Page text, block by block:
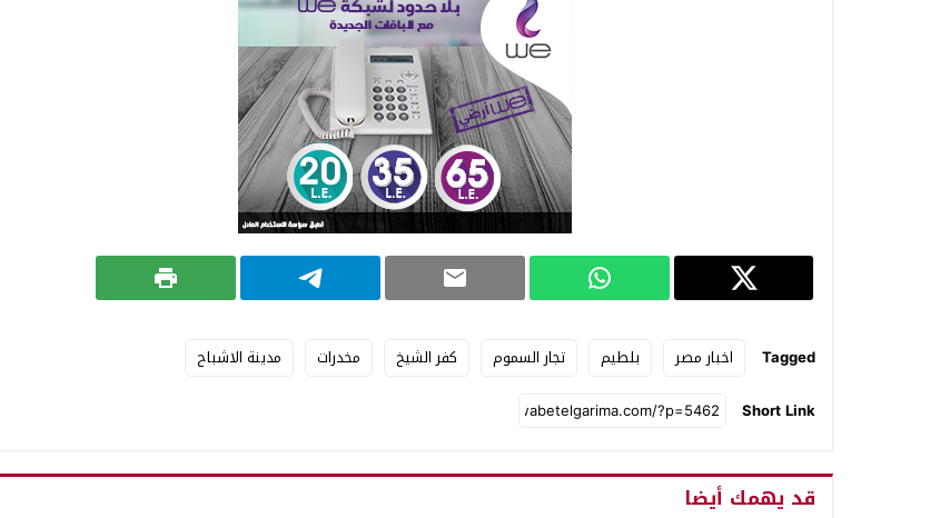
Tagged اخبار مصر بلطيم تجار السموم كفر الشيخ مخدرات
مدينة الاشباح
Short Link
قد يهمك أيضا